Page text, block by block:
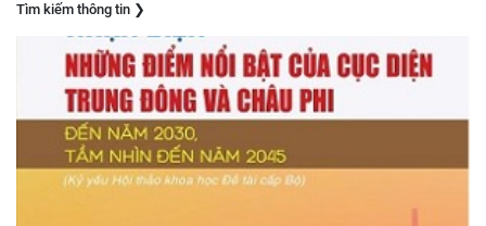
Tìm kiếm thông tin ❯